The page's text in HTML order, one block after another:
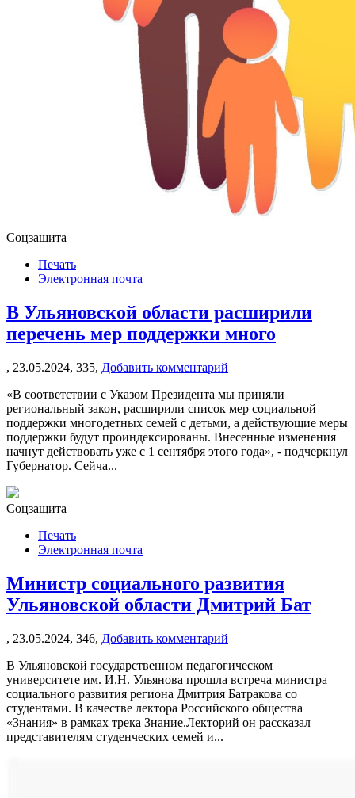
Соцзащита
Печать
Электронная почта
В Ульяновской области расширили
перечень мер поддержки много
, 23.05.2024, 335, Добавить комментарий
«В соответствии с Указом Президента мы приняли
региональный закон, расширили список мер социальной
поддержки многодетных семей с детьми, а действующие меры
поддержки будут проиндексированы. Внесенные изменения
начнут действовать уже с 1 сентября этого года», - подчеркнул
Губернатор. Сейча...
Соцзащита
Печать
Электронная почта
Министр социального развития
Ульяновской области Дмитрий Бат
, 23.05.2024, 346, Добавить комментарий
В Ульяновской государственном педагогическом
университете им. И.Н. Ульянова прошла встреча министра
социального развития региона Дмитрия Батракова со
студентами. В качестве лектора Российского общества
«Знания» в рамках трека Знание.Лекторий он рассказал
представителям студенческих семей и...